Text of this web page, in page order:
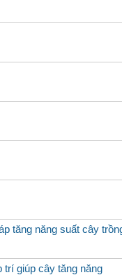
tăng năng suất cây
trí giúp cây tăng năng